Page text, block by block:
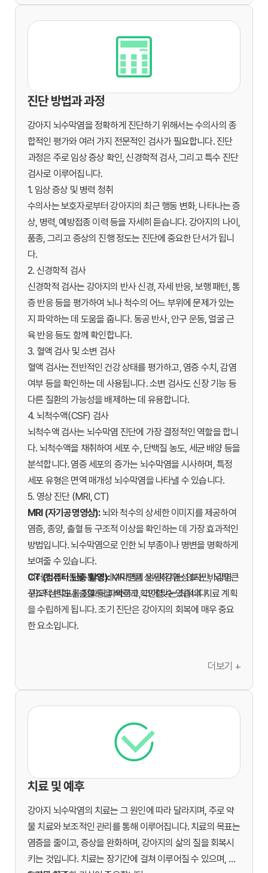
진단 방법과 과정
강아지 뇌수막염을 정확하게 진단하기 위해서는 수의사의 종
합적인 평가와 여러 가지 전문적인 검사가 필요합니다. 진단
과정은 주로 임상 증상 확인, 신경학적 검사, 그리고 특수 진단
검사로 이루어집니다.
1. 임상 증상 및 병력 청취
수의사는 보호자로부터 강아지의 최근 행동 변화, 나타나는 증
상, 병력, 예방접종 이력 등을 자세히 듣습니다. 강아지의 나이,
품종, 그리고 증상의 진행 정도는 진단에 중요한 단서가 됩니
다.
2. 신경학적 검사
신경학적 검사는 강아지의 반사 신경, 자세 반응, 보행 패턴, 통
증 반응 등을 평가하여 뇌나 척수의 어느 부위에 문제가 있는
지 파악하는 데 도움을 줍니다. 동공 반사, 안구 운동, 얼굴 근
육 반응 등도 함께 확인합니다.
3. 혈액 검사 및 소변 검사
혈액 검사는 전반적인 건강 상태를 평가하고, 염증 수치, 감염
여부 등을 확인하는 데 사용됩니다. 소변 검사도 신장 기능 등
다른 질환의 가능성을 배제하는 데 유용합니다.
4. 뇌척수액(CSF) 검사
뇌척수액 검사는 뇌수막염 진단에 가장 결정적인 역할을 합니
다. 뇌척수액을 채취하여 세포 수, 단백질 농도, 세균 배양 등을
분석합니다. 염증 세포의 증가는 뇌수막염을 시사하며, 특정
세포 유형은 면역 매개성 뇌수막염을 나타낼 수 있습니다.
5. 영상 진단 (MRI, CT)
MRI (자기공명영상):뇌와 척수의 상세한 이미지를 제공하여
염증, 종양, 출혈 등 구조적 이상을 확인하는 데 가장 효과적인
방법입니다. 뇌수막염으로 인한 뇌 부종이나 병변을 명확하게
보여줄 수 있습니다.
CT (컴퓨터 단층 촬영):MRI만큼 상세하지는 않지만, 뇌의 큰
구조적 변화나 출혈 등을 빠르게 확인할 수 있습니다.
이러한 검사들을 통해 뇌수막염의 원인(감염성 또는 비감염
성)과 심각도를 정확히 파악하고, 그에 맞는 최적의 치료 계획
을 수립하게 됩니다. 조기 진단은 강아지의 회복에 매우 중요
한 요소입니다.
더보기 +
치료 및 예후
강아지 뇌수막염의 치료는 그 원인에 따라 달라지며, 주로 약
물 치료와 보조적인 관리를 통해 이루어집니다. 치료의 목표는
염증을 줄이고, 증상을 완화하며, 강아지의 삶의 질을 회복시
키는 것입니다. 치료는 장기간에 걸쳐 이루어질 수 있으며, 보